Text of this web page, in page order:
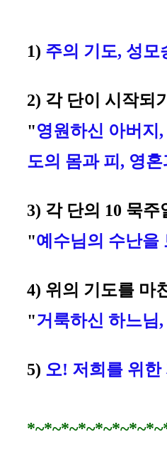
1) 주의 기도, 성모
2) 각 단이 시작되
"영원하신 아버지
도의 몸과 피, 영
3) 각 단의 10 묵주
"예수님의 수난을
4) 위의 기도를 마
"거룩하신 하느님
5) 오! 저희를 위한